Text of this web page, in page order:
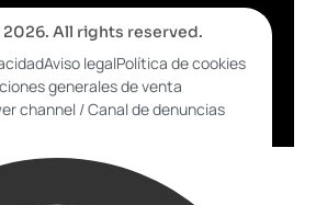
2026. All rights reserved.
Aviso legalPolítica de cookies
generales de venta
channel / Canal de denuncias